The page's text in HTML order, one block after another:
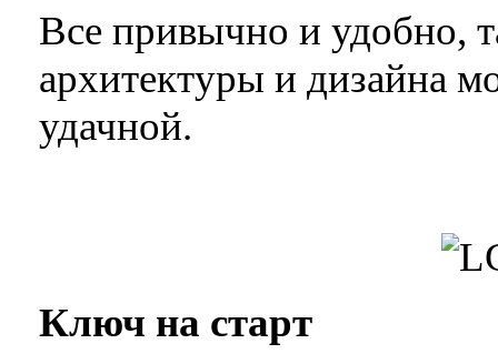
Все привычно и удобно,
архитектуры и дизайна
удачной.
Ключ на старт